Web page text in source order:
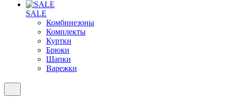
SALE
Комбинезоны
Комплекты
Куртки
Брюки
Шапки
Варежки